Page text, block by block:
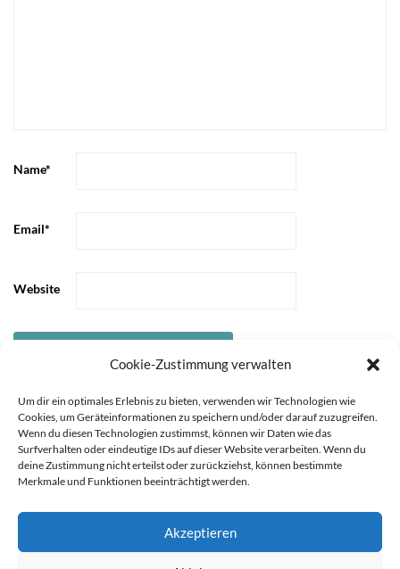
Cookie-Zustimmung verwalten
Um dir ein optimales Erlebnis zu bieten, verwenden wir Technologien wie
Cookies, um Geräteinformationen zu speichern und/oder darauf zuzugreifen.
Wenn du diesen Technologien zustimmst, können wir Daten wie das
Surfverhalten oder eindeutige IDs auf dieser Website verarbeiten. Wenn du
deine Zustimmung nicht erteilst oder zurückziehst, können bestimmte
Merkmale und Funktionen beeinträchtigt werden.
Akzeptieren
Name*
Email*
Website
STARTSEITE ÜBER
Sie können die Erfassung Ihrer Daten durch Google Analytics